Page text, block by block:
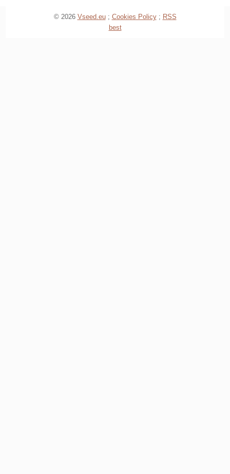
© 2026 Vseed.eu; Cookies Policy; RSS
best